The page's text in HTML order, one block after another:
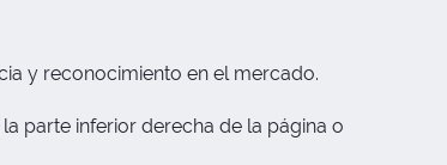
y reconocimiento en el mercado.
parte inferior derecha de la página o